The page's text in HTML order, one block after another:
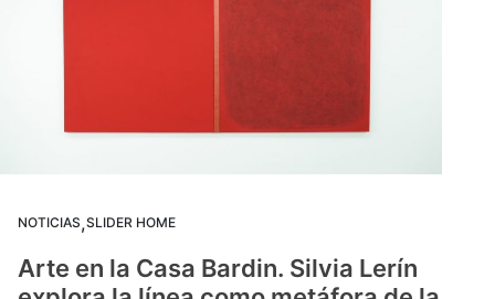
NOTICIAS,SLIDER HOME
Arte en la Casa Bardin. Silvia Lerín